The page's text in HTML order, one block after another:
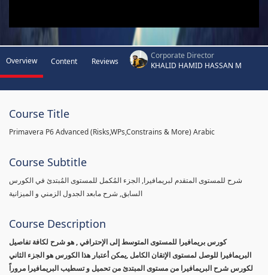
Overview Content Reviews
Corporate Director
KHALID HAMID HASSAN M
Course Title
Primavera P6 Advanced (Risks,WPs,Constrains & More) Arabic
Course Subtitle
شرح للمستوى المتقدم لبريمافيرا, الجزء المُكمل للمستوى المُبتدئ في الكورس
السابق, شرح مابعد الجدول الزمني و الميزانية
Course Description
كورس بريمافيرا للمستوى المتوسط إلى الإحترافي , هو شرح لكافة تفاصيل
البريمافيرا للوصل لمستوى الإتقان الكامل ,يمكن أعتبار هذا الكورس هو الجزء الثاني
لكورس شرح البريمافيرا من مستوى المبتدئ من تحميل و تسطيب البريمافيرا مروراً